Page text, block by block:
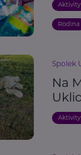
Aktivity
Rodina
Spolek
Na
Aktivity